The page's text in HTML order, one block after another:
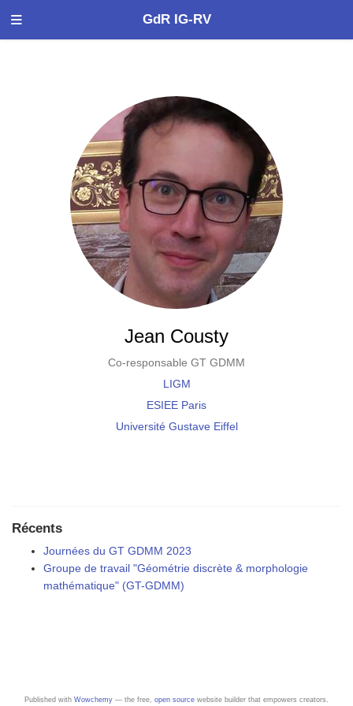
GdR IG-RV
Jean Cousty
Co-responsable GT GDMM
LIGM
ESIEE Paris
Université Gustave Eiffel
Récents
Journées du GT GDMM 2023
Groupe de travail "Géométrie discrète & morphologie
mathématique" (GT-GDMM)
Published with Wowchemy — the free, open source website builder that empowers creators.